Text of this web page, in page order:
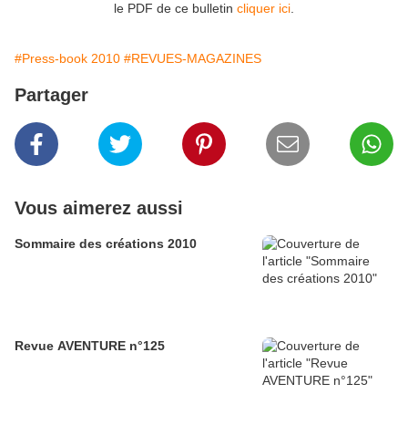
le PDF de ce bulletin cliquer ici
#Press-book 2010 #REVUES-MAGAZINES
Partager
Vous aimerez aussi
Sommaire des créations 2010
Revue AVENTURE n°125